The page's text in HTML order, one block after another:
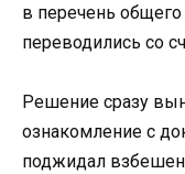
в перечень
переводились со
Решение сразу
ознакомление с
поджидал